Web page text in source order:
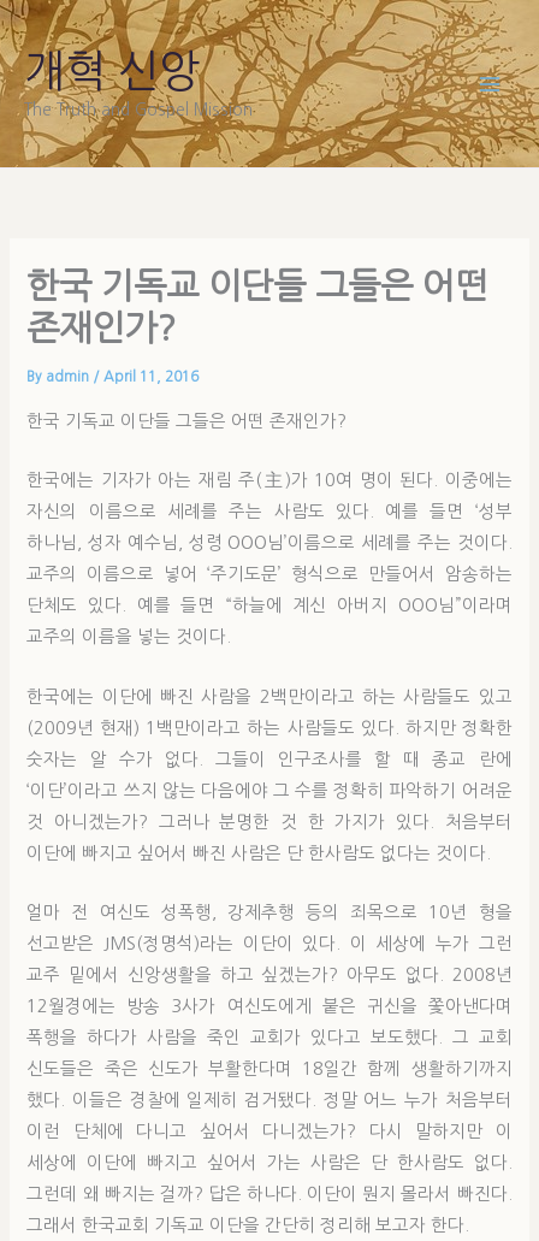
Skip
to
content
개혁 신앙
The Truth and Gospel Mission
한국 기독교 이단들 그들은 어떤
존재인가?
By admin /April 11, 2016
한국 기독교 이단들 그들은 어떤 존재인가?
한국에는 기자가 아는 재림 주(主)가 10여 명이 된다. 이중에는
자신의 이름으로 세례를 주는 사람도 있다. 예를 들면 ‘성부
하나님, 성자 예수님, 성령 OOO님’이름으로 세례를 주는 것이다.
교주의 이름으로 넣어 ‘주기도문’ 형식으로 만들어서 암송하는
단체도 있다. 예를 들면 “하늘에 계신 아버지 OOO님”이라며
교주의 이름을 넣는 것이다.
한국에는 이단에 빠진 사람을 2백만이라고 하는 사람들도 있고
(2009년 현재) 1백만이라고 하는 사람들도 있다. 하지만 정확한
숫자는 알 수가 없다. 그들이 인구조사를 할 때 종교 란에
‘이단’이라고 쓰지 않는 다음에야 그 수를 정확히 파악하기 어려운
것 아니겠는가? 그러나 분명한 것 한 가지가 있다. 처음부터
이단에 빠지고 싶어서 빠진 사람은 단 한사람도 없다는 것이다.
얼마 전 여신도 성폭행, 강제추행 등의 죄목으로 10년 형을
선고받은 JMS(정명석)라는 이단이 있다. 이 세상에 누가 그런
교주 밑에서 신앙생활을 하고 싶겠는가? 아무도 없다. 2008년
12월경에는 방송 3사가 여신도에게 붙은 귀신을 쫓아낸다며
폭행을 하다가 사람을 죽인 교회가 있다고 보도했다. 그 교회
신도들은 죽은 신도가 부활한다며 18일간 함께 생활하기까지
했다. 이들은 경찰에 일제히 검거됐다. 정말 어느 누가 처음부터
이런 단체에 다니고 싶어서 다니겠는가? 다시 말하지만 이
세상에 이단에 빠지고 싶어서 가는 사람은 단 한사람도 없다.
그런데 왜 빠지는 걸까? 답은 하나다. 이단이 뭔지 몰라서 빠진다.
그래서 한국교회 기독교 이단을 간단히 정리해 보고자 한다.